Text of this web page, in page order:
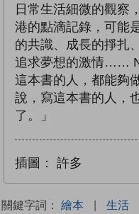
日常生活細微的觀察
港的點滴記錄，可能
的共識、成長的掙扎
追求夢想的激情……
這本書的人，都能夠
說，寫這本書的人，
了。」
插圖： 許多
關鍵字詞： 繪本 | 生活